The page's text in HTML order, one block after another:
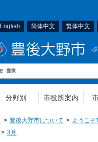
English 简体中文 繁体中文
分野別 市役所案内
豊後大野市について ようこそ
3月